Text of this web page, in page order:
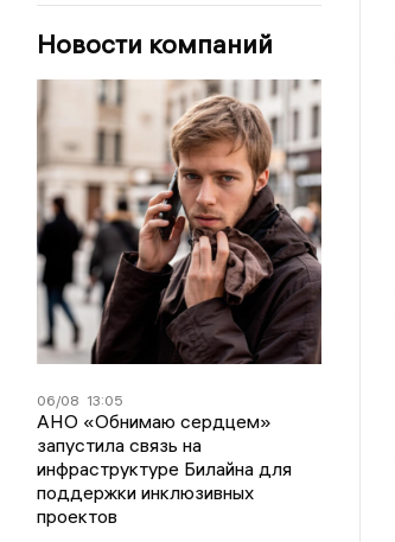
Новости компаний
06/08 13:05
АНО «Обнимаю сердцем»
запустила связь на
инфраструктуре Билайна для
поддержки инклюзивных
проектов